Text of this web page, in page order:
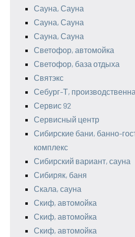
Сауна, Сауна
Сауна, Сауна
Сауна, Сауна
Светофор, автомойка
Светофор, база отдыха
Святэкс
Себург-Т,
Сервис 92
Сервисный центр
Сибирские бани, банно-
комплекс
Сибирский вариант, сауна
Сибиряк, баня
Скала, сауна
Скиф, автомойка
Скиф, автомойка
Скиф, автомойка